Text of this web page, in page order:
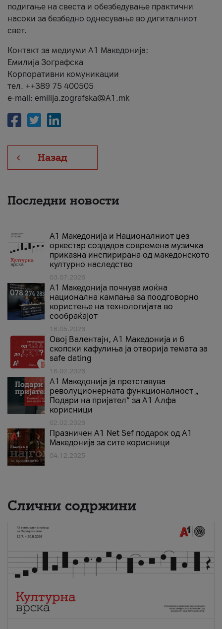
подигање на свеста и обезбедување практични
насоки за безбедно однесување во дигиталниот
свет.
Контакт за медиуми А1 Македонија:
Емилија Зографска
Корпоративни комуникации
тел. ++389 75 400505
e-mail: emilija.zografska@A1.mk
Назад
Последни новости
А1 Македонија и Националниот џез
оркестар создадоа современа музичка
приказна инспирирана од македонското
културно наследство
03.07.2026
A1 Македонија почнува моќна
национална кампања за поодговорно
користење на технологијата во
сообраќајот
18.05.2026
Овој Валентајн, A1 Македонија и 6
скопски кафулиња ја отворија темата за
safe dating
16.02.2026
А1 Македонија ја претставува
револуционерната функционалност „
Подари на пријател“ за А1 Алфа
корисници
02.02.2026
Празничен A1 Net Sеf подарок од А1
Македонија за сите корисници
04.12.2025
Слични содржини